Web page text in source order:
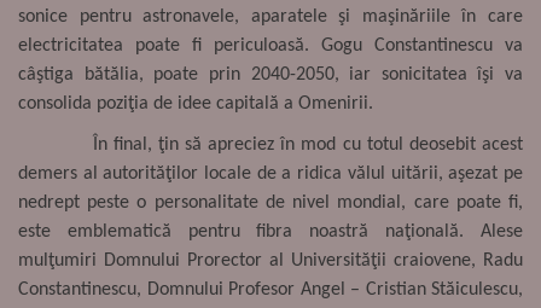
sonice pentru astronavele, aparatele şi maşinăriile în care
electricitatea poate fi periculoasă. Gogu Constantinescu va
câştiga bătălia, poate prin 2040-2050, iar sonicitatea îşi va
consolida poziţia de idee capitală a Omenirii.
n final, ţin să apreciezîn mod cu totul deosebit acest
demers al autorităţilor locale de a ridica vălul uitării, aşezat pe
nedrept peste o personalitate de nivel mondial, care poate fi,
este emblematică pentru fibra noastră naţională. Alese
mulţumiri Domnului Prorector al Universităţii craiovene, Radu
Constantinescu, Domnului Profesor Angel – Cristian Stăiculescu,